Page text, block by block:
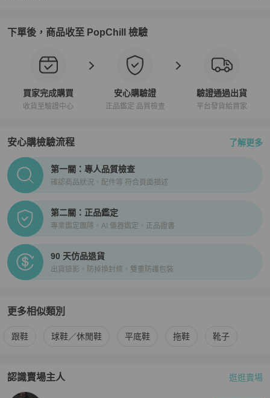
下單後，商品收至 PopChill 檢驗
買家完成購買
收貨至驗證中心
安心購驗證
正品鑑定 品質檢查
驗證通過出貨
平台發貨給買家
安心購檢驗流程 了解更多
PopChill拍拍圈正品驗證、安心購檢驗流程介紹
第一關：專人品質檢查
確認商品狀況、配件等 符合頁面描述
第二關：正品鑑定
專業鑑定團隊、AI 儀器鑑定、正品證書
90 天仿品退貨
出貨錄影、防掉換封條、雙重防護包裝
更多相似類別
更多Salvatore Ferragamo 女鞋相似商品推薦
跟鞋 球鞋／休閒鞋 平底鞋 拖鞋 靴子
認識賣場主人
PopChill 拍拍圈嚴選賣家
逛逛賣場